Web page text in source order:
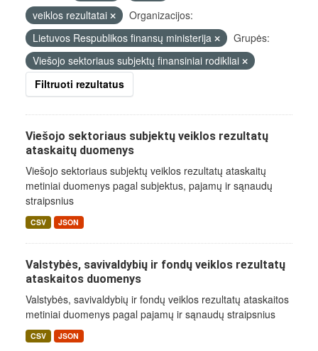
veiklos rezultatai
Organizacijos:
Lietuvos Respublikos finansų ministerija
Grupės:
Viešojo sektoriaus subjektų finansiniai rodikliai
Filtruoti rezultatus
Viešojo sektoriaus subjektų veiklos rezultatų
ataskaitų duomenys
Viešojo sektoriaus subjektų veiklos rezultatų ataskaitų
metiniai duomenys pagal subjektus, pajamų ir sąnaudų
straipsnius
CSV JSON
Valstybės, savivaldybių ir fondų veiklos rezultatų
ataskaitos duomenys
Valstybės, savivaldybių ir fondų veiklos rezultatų ataskaitos
metiniai duomenys pagal pajamų ir sąnaudų straipsnius
CSV JSON